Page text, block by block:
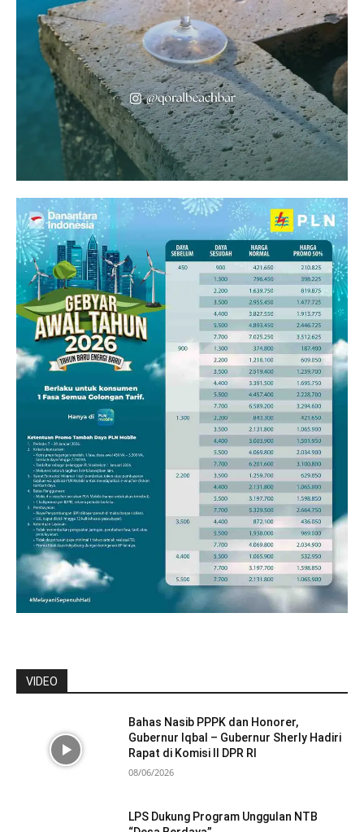
VIDEO
Bahas Nasib PPPK dan Honorer,
Gubernur Iqbal – Gubernur Sherly Hadiri
Rapat di Komisi II DPR RI
08/06/2026
LPS Dukung Program Unggulan NTB